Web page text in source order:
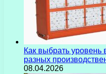
Как выбрать
разных
08.04.2026